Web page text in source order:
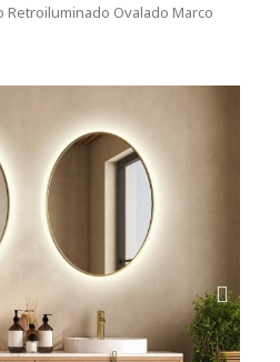
Retroiluminado Ovalado Marco